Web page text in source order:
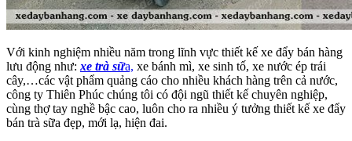
Với kinh nghiệm nhiều năm trong lĩnh vực thiết kế xe đẩy bán hàng
lưu động như: xe trà sữa, xe bánh mì, xe sinh tố, xe nước ép trái
cây,…các vật phẩm quảng cáo cho nhiều khách hàng trên cả nước,
công ty Thiên Phúc chúng tôi có đội ngũ thiết kế chuyên nghiệp,
cùng thợ tay nghề bậc cao, luôn cho ra nhiều ý tưởng thiết kế xe đẩy
bán trà sữa đẹp, mới lạ, hiện đai.